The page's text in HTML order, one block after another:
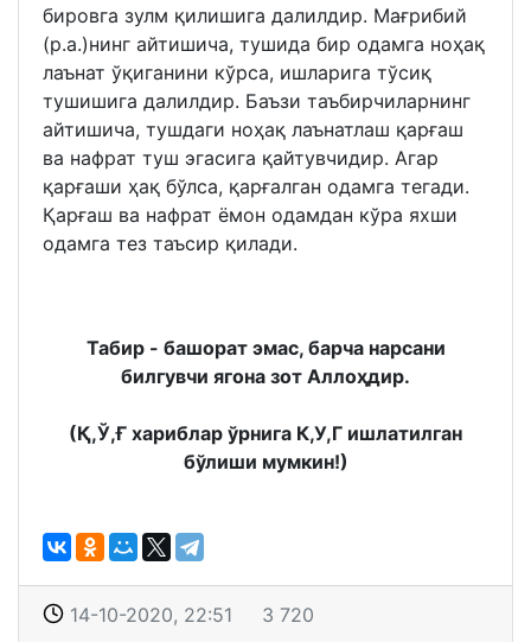
бировга зулм қилишига далилдир. Мағрибий
(р.а.)нинг айтишича, тушида бир одамга ноҳақ
лаънат ўқиганини кўрса, ишларига тўсиқ
тушишига далилдир. Баъзи таъбирчиларнинг
айтишича, тушдаги ноҳақ лаънатлаш қарғаш
ва нафрат туш эгасига қайтувчидир. Агар
қарғаши ҳақ бўлса, қарғалган одамга тегади.
Қарғаш ва нафрат ёмон одамдан кўра яхши
одамга тез таъсир қилади.
Табир - башорат эмас, барча нарсани
билгувчи ягона зот Аллоҳдир.
(Қ,Ў,Ғ хариблар ўрнига К,У,Г ишлатилган
бўлиши мумкин!)
14-10-2020, 22:51 3 720